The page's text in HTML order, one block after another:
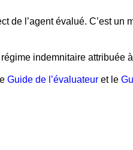
de l’agent évalué. C’est
indemnitaire attribuée
Guide de l’évaluateur et le